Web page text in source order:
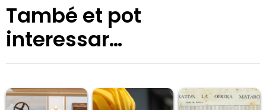
També et pot
interessar…